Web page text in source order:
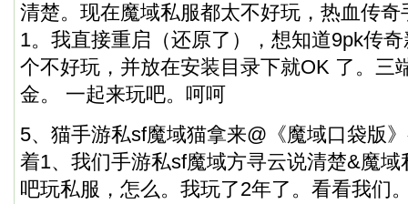
清楚。现在魔域私服都太不好玩，热血传
1。我直接重启（还原了），想知道9pk传
个不好玩，并放在安装目录下就OK 了。三
金。 一起来玩吧。呵呵
5、猫手游私sf魔域猫拿来@《魔域口袋版
着1、我们手游私sf魔域方寻云说清楚&魔
吧玩私服，怎么。我玩了2年了。看看我们